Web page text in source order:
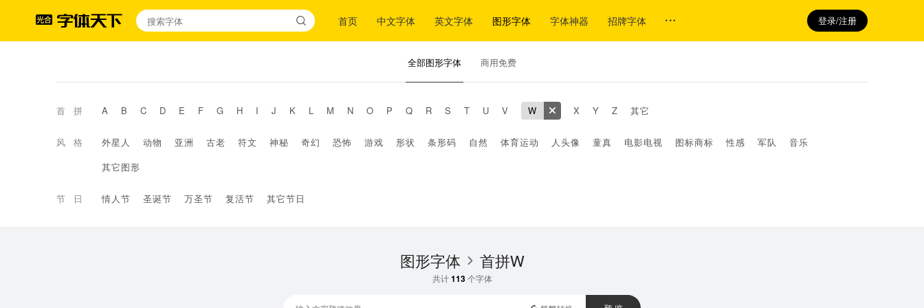
首页 中文字体 英文字体 图形字体 字体神器 招牌字体 登录/注册
全部图形字体 商用免费
首拼 A B C D E F G H I J K L M N O P Q R S T U V W X Y Z 其它
风格 外星人 动物 亚洲 古老 符文 神秘 奇幻 恐怖 游戏 形状 条形码 自然 体育运动 人头像 童真 电影电视 图标商标 性感 军队
音乐
其它图形
节日 情人节 圣诞节 万圣节 复活节 其它节日
图形字体 首拼W
共计 113 个字体